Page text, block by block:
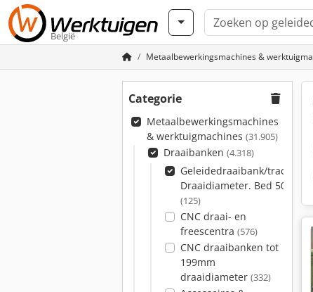
België
Metaalbewerkingsmachines &
Categorie
Metaalbewerkingsmachines
& werktuigmachines (31.905)
Draaibanken (4.318)
Geleidedraaibank/
Draaidiameter. Bed 500-
(125)
CNC draai- en
freescentra (576)
CNC draaibanken tot
199mm
draaidiameter (332)